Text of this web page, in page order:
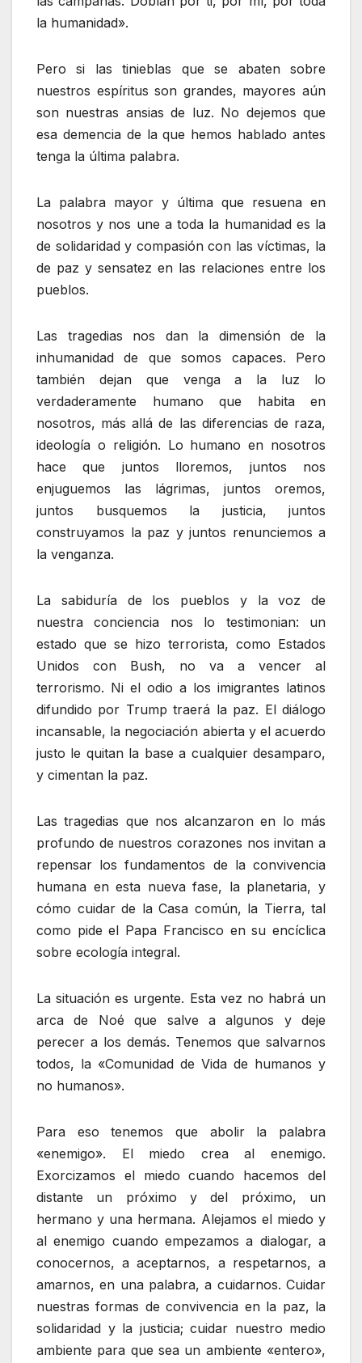
la humanidad».
Pero si las tinieblas que se abaten sobre
nuestros espíritus son grandes, mayores aún
son nuestras ansias de luz. No dejemos que
esa demencia de la que hemos hablado antes
tenga la última palabra.
La palabra mayor y última que resuena en
nosotros y nos une a toda la humanidad es la
de solidaridad y compasión con las víctimas, la
de paz y sensatez en las relaciones entre los
pueblos.
Las tragedias nos dan la dimensión de la
inhumanidad de que somos capaces. Pero
también dejan que venga a la luz lo
verdaderamente humano que habita en
nosotros, más allá de las diferencias de raza,
ideología o religión. Lo humano en nosotros
hace que juntos lloremos, juntos nos
enjuguemos las lágrimas, juntos oremos,
juntos busquemos la justicia, juntos
construyamos la paz y juntos renunciemos a
la venganza.
La sabiduría de los pueblos y la voz de
nuestra conciencia nos lo testimonian: un
estado que se hizo terrorista, como Estados
Unidos con Bush, no va a vencer al
terrorismo. Ni el odio a los imigrantes latinos
difundido por Trump traerá la paz. El diálogo
incansable, la negociación abierta y el acuerdo
justo le quitan la base a cualquier desamparo,
y cimentan la paz.
Las tragedias que nos alcanzaron en lo más
profundo de nuestros corazones nos invitan a
repensar los fundamentos de la convivencia
humana en esta nueva fase, la planetaria, y
cómo cuidar de la Casa común, la Tierra, tal
como pide el Papa Francisco en su encíclica
sobre ecología integral.
La situación es urgente. Esta vez no habrá un
arca de Noé que salve a algunos y deje
perecer a los demás. Tenemos que salvarnos
todos, la «Comunidad de Vida de humanos y
no humanos».
Para eso tenemos que abolir la palabra
«enemigo». El miedo crea al enemigo.
Exorcizamos el miedo cuando hacemos del
distante un próximo y del próximo, un
hermano y una hermana. Alejamos el miedo y
al enemigo cuando empezamos a dialogar, a
conocernos, a aceptarnos, a respetarnos, a
amarnos, en una palabra, a cuidarnos. Cuidar
nuestras formas de convivencia en la paz, la
solidaridad y la justicia; cuidar nuestro medio
ambiente para que sea un ambiente «entero»,